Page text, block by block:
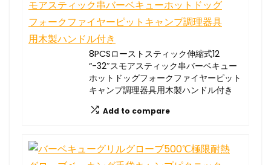
8PCSローストスティック伸縮式12
“-32″スモアスティック串バーベキュー
ホットドッグフォークファイヤーピット
キャンプ調理器具用木製ハンドル付き
Add to compare